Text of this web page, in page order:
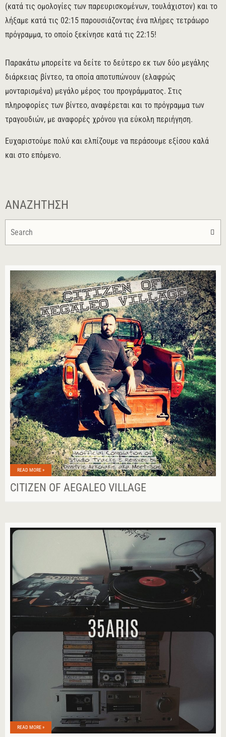
(κατά τις ομολογίες των παρευρισκομένων, τουλάχιστον) και το
λήξαμε κατά τις 02:15 παρουσιάζοντας ένα πλήρες τετράωρο
πρόγραμμα, το οποίο ξεκίνησε κατά τις 22:15!
Παρακάτω μπορείτε να δείτε το δεύτερο εκ των δύο μεγάλης
διάρκειας βίντεο, τα οποία αποτυπώνουν (ελαφρώς
μονταρισμένα) μεγάλο μέρος του προγράμματος. Στις
πληροφορίες των βίντεο, αναφέρεται και το πρόγραμμα των
τραγουδιών, με αναφορές χρόνου για εύκολη περιήγηση.
Ευχαριστούμε πολύ και ελπίζουμε να περάσουμε εξίσου καλά
και στο επόμενο.
ΑΝΑΖΉΤΗΣΗ
READ MORE »
CITIZEN OF AEGALEO VILLAGE
READ MORE »